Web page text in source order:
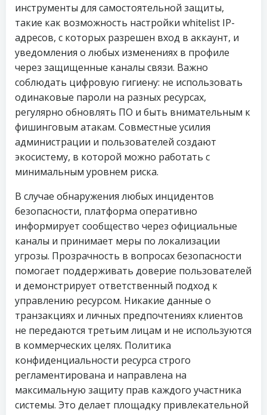
инструменты для самостоятельной защиты,
такие как возможность настройки whitelist IP-
адресов, с которых разрешен вход в аккаунт, и
уведомления о любых изменениях в профиле
через защищенные каналы связи. Важно
соблюдать цифровую гигиену: не использовать
одинаковые пароли на разных ресурсах,
регулярно обновлять ПО и быть внимательным к
фишинговым атакам. Совместные усилия
администрации и пользователей создают
экосистему, в которой можно работать с
минимальным уровнем риска.
В случае обнаружения любых инцидентов
безопасности, платформа оперативно
информирует сообщество через официальные
каналы и принимает меры по локализации
угрозы. Прозрачность в вопросах безопасности
помогает поддерживать доверие пользователей
и демонстрирует ответственный подход к
управлению ресурсом. Никакие данные о
транзакциях и личных предпочтениях клиентов
не передаются третьим лицам и не используются
в коммерческих целях. Политика
конфиденциальности ресурса строго
регламентирована и направлена на
максимальную защиту прав каждого участника
системы. Это делает площадку привлекательной